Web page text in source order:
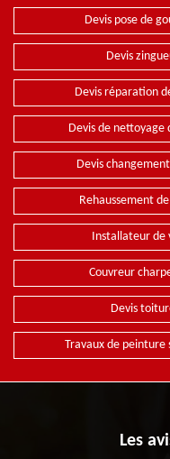
Devis pose de
Devis
Devis réparation
Devis de
Devis
Rehaussement
Installateur de
Couvreur
Devis
Travaux de
Les